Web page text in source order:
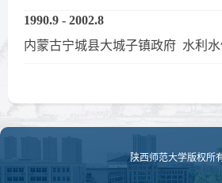
1990.9 - 2002.8
内蒙古宁城县大城子镇政府 水利
陕西师范大学版权所